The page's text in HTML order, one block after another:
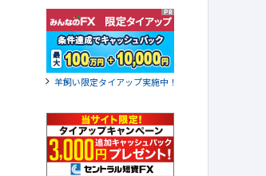
羊飼い限定タイアップ実施中！